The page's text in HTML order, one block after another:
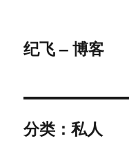
纪飞 – 博客
分类：私人